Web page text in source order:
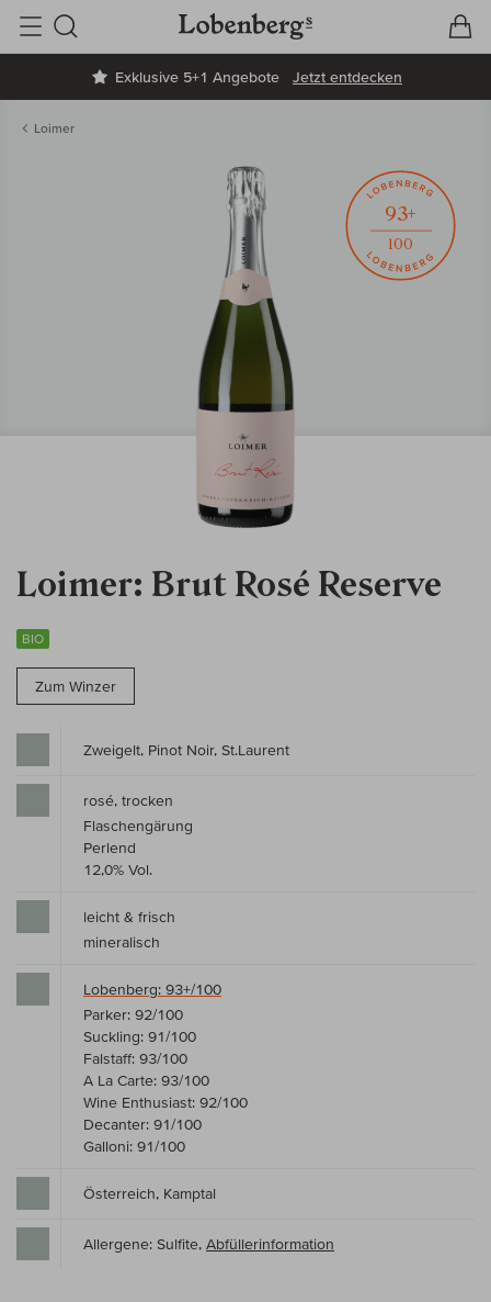
Exklusive 5+1 Angebote Jetzt entdecken
Suche
Loimer
Loimer: Brut Rosé Reserve
BIO
Zum Winzer
93+
100
Zweigelt, Pinot Noir, St.Laurent
rosé, trocken
Flaschengärung
Perlend
12,0% Vol.
leicht & frisch
mineralisch
Lobenberg: 93+/100
Parker: 92/100
Suckling: 91/100
Falstaff: 93/100
A La Carte: 93/100
Wine Enthusiast: 92/100
Decanter: 91/100
Galloni: 91/100
Österreich, Kamptal
Allergene: Sulfite, Abfüllerinformation